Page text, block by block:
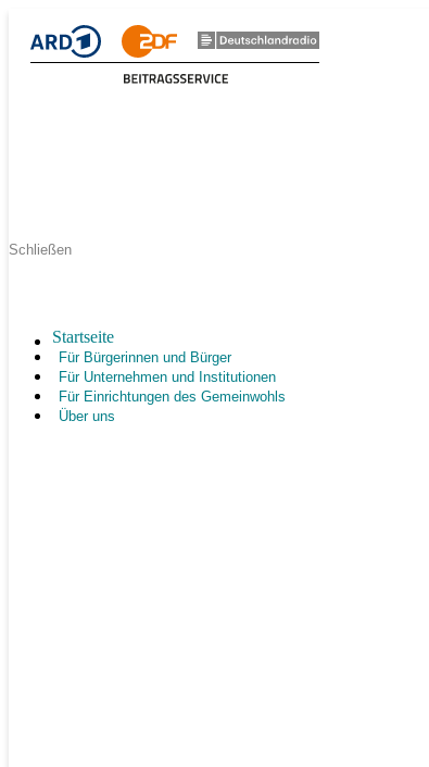
Schließen
Startseite
Für Bürgerinnen und Bürger
Für Unternehmen und Institutionen
Für Einrichtungen des Gemeinwohls
Über uns